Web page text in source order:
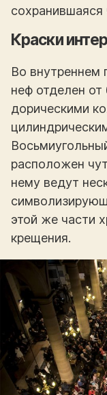
сохранившаяся
Краски
Во внутреннем
неф отделен от
дорическими
расположен
нему ведут
этой же части
крещения.